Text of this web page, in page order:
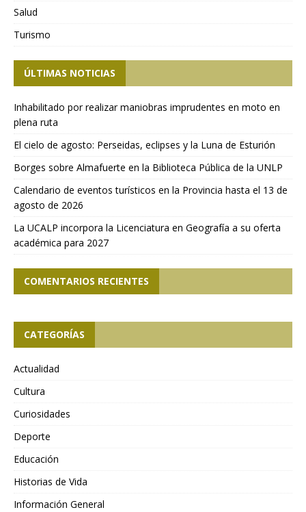
Salud
Turismo
ÚLTIMAS NOTICIAS
Inhabilitado por realizar maniobras imprudentes en moto en
plena ruta
El cielo de agosto: Perseidas, eclipses y la Luna de Esturión
Borges sobre Almafuerte en la Biblioteca Pública de la UNLP
Calendario de eventos turísticos en la Provincia hasta el 13 de
agosto de 2026
La UCALP incorpora la Licenciatura en Geografía a su oferta
académica para 2027
COMENTARIOS RECIENTES
CATEGORÍAS
Actualidad
Cultura
Curiosidades
Deporte
Educación
Historias de Vida
Información General